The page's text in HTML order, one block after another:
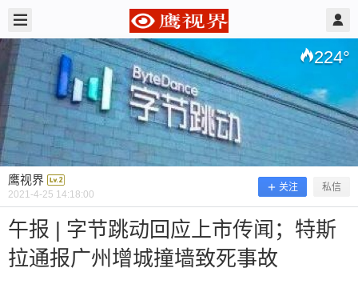
224°
鹰视界
2021-4-25 14:18:00
关注 私信
午报 | 字节跳动回应上市传闻；特斯
拉通报广州增城撞墙致死事故
鹰视界 @ 鹰视界 2021/4/25
午报 | 字节跳动回应上市传闻；特斯拉